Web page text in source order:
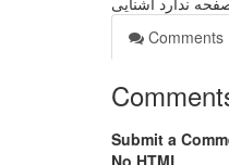
Comments
Submit a
No HTML